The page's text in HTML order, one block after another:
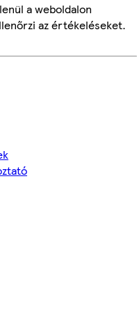
a weboldalon
az értékeléseket.